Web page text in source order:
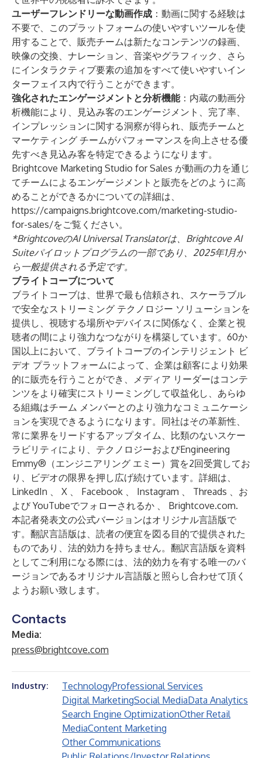
ユーザーフレンドリーな動画作成 ：動画に関する経験は
不要で、このプラットフォームの使いやすいツールを使
用することで、販売チームは新たなコンテンツの録画、
映像の交換、ナレーション、音楽やグラフィック、さら
にインタラクティブ要素の追加をすべて使いやすいイン
ターフェイス内で行うことができます。
強化されたエンゲージメントと分析機能：内蔵の動画分
析機能により、見込み客のエンゲージメント、完了率、
インプレッションに関する洞察が得られ、販売チームと
マーケティング チームがパフォーマンスを向上させる優
先すべき見込み客を特定できるようになります。
Brightcove Marketing Studio for Sales が動画の力を通じ
てチームによるエンゲージメントと販売をどのように高
めることができるかについての詳細は、
https://campaigns.brightcove.com/marketing-studio-
for-sales/をご覧ください。
*BrightcoveのAI Universal Translatorは、Brightcove AI
Suiteパイロットプログラムの一部であり、2025年1月か
ら一般提供される予定です。
ブライトコーブについて
ブライトコーブは、世界で最も信頼され、スケーラブル
で安全なストリーミング テクノロジー ソリューションを
提供し、視聴する場所やデバイスに関係なく、企業と視
聴者の間により強力なつながりを構築しています。60か
国以上において、ブライトコーブのインテリジェント ビ
デオ プラットフォームによって、企業は顧客により効果
的に販売を行うことができ、メディア リーダーはコンテ
ンツをより確実にストリーミングして収益化し、あらゆ
る組織はチーム メンバーとのより強力なコミュニケーシ
ョンを実現できるようになります。同社はその革新性、
常に業界をリードするアップタイム、比類のないスケー
ラビリティにより、テクノロジーおよびEngineering
Emmy®（エンジニアリング エミー）賞を2回受賞してお
り、ビデオの限界を押し広げ続けています。詳細は、
LinkedIn 、 X 、 Facebook 、 Instagram 、 Threads 、お
よび YouTubeでフォローされるか 、 Brightcove.com.
本記者発表文の公式バージョンはオリジナル言語版で
す。翻訳言語版は、読者の便宜を図る目的で提供された
ものであり、法的効力を持ちません。翻訳言語版を資料
としてご利用になる際には、法的効力を有する唯一のバ
ージョンであるオリジナル言語版と照らし合わせて頂く
ようお願い致します。
Contacts
Media:
press@brightcove.com
Industry: TechnologyProfessional Services
Digital MarketingSocial MediaData Analytics
Search Engine OptimizationOther Retail
MediaContent Marketing
Other Communications